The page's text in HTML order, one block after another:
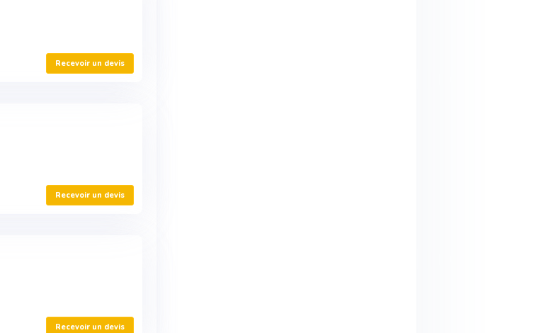
Recevoir un devis
Recevoir un devis
Recevoir un devis